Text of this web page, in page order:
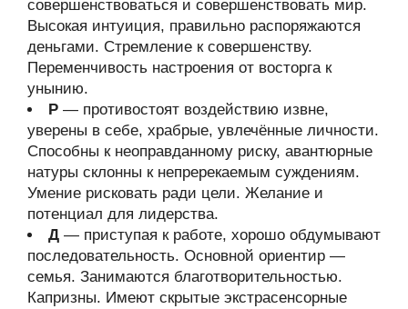
совершенствоваться и совершенствовать мир.
Высокая интуиция, правильно распоряжаются
деньгами. Стремление к совершенству.
Переменчивость настроения от восторга к
унынию.
Р — противостоят воздействию извне,
уверены в себе, храбрые, увлечённые личности.
Способны к неоправданному риску, авантюрные
натуры склонны к непререкаемым суждениям.
Умение рисковать ради цели. Желание и
потенциал для лидерства.
Д — приступая к работе, хорошо обдумывают
последовательность. Основной ориентир —
семья. Занимаются благотворительностью.
Капризны. Имеют скрытые экстрасенсорные